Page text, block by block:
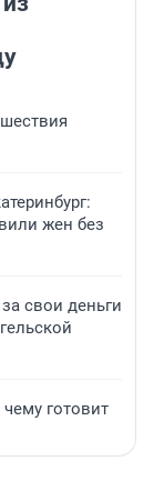
жен без
свои деньги
готовит